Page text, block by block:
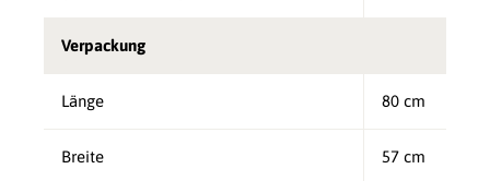
Verpackung
Länge 80 cm
Breite 57 cm